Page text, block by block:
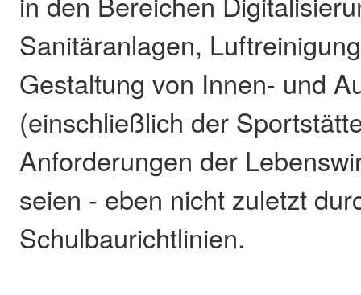
Sanitäranlagen,
Gestaltung von Innen- und
(einschließlich der
Anforderungen der
seien - eben nicht zuletzt
Schulbaurichtlinien.